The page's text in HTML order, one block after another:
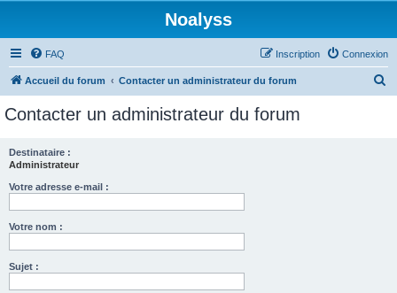
Noalyss
FAQ Connexion
Inscription
Accueil du forum Contacter un administrateur du forum
Contacter un administrateur du forum
Destinataire :
Administrateur
Votre adresse e-mail :
Votre nom :
Sujet :